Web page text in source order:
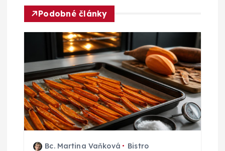
e
p
r
o
p
ř
Podobné články
Bc. Martina Vaňková Bistro